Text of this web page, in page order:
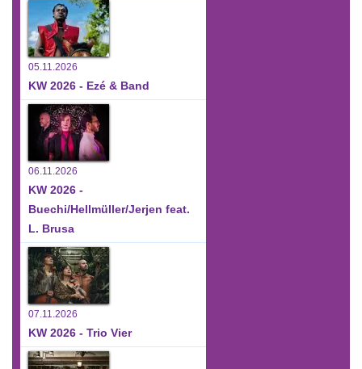
05.11.2026
KW 2026 - Ezé & Band
06.11.2026
KW 2026 -
Buechi/Hellmüller/Jerjen feat.
L. Brusa
07.11.2026
KW 2026 - Trio Vier